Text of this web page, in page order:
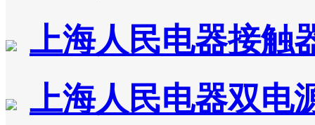
上海人民电器接触
上海人民电器双电